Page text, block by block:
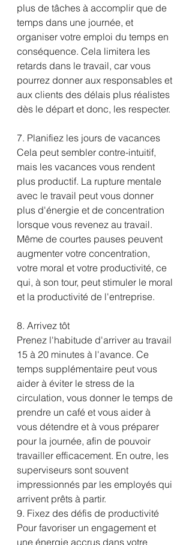
plus de tâches à accomplir que de
temps dans une journée, et
organiser votre emploi du temps en
conséquence. Cela limitera les
retards dans le travail, car vous
pourrez donner aux responsables et
aux clients des délais plus réalistes
dès le départ et donc, les respecter.
7. Planifiez les jours de vacances
Cela peut sembler contre-intuitif,
mais les vacances vous rendent
plus productif. La rupture mentale
avec le travail peut vous donner
plus d'énergie et de concentration
lorsque vous revenez au travail.
Même de courtes pauses peuvent
augmenter votre concentration,
votre moral et votre productivité, ce
qui, à son tour, peut stimuler le moral
et la productivité de l'entreprise.
8. Arrivez tôt
Prenez l'habitude d'arriver au travail
15 à 20 minutes à l'avance. Ce
temps supplémentaire peut vous
aider à éviter le stress de la
circulation, vous donner le temps de
prendre un café et vous aider à
vous détendre et à vous préparer
pour la journée, afin de pouvoir
travailler efficacement. En outre, les
superviseurs sont souvent
impressionnés par les employés qui
arrivent prêts à partir.
9. Fixez des défis de productivité
Pour favoriser un engagement et
une énergie accrus dans votre